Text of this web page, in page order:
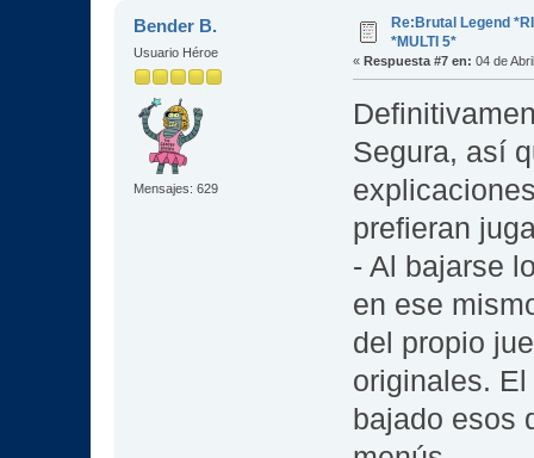
Bender B.
Usuario Héroe
Mensajes: 629
Re:Brutal Legend
*MULTI 5*
« Respuesta #7 en: 04 de
Segura, así
prefieran
- Al bajarse
en ese
del propio
originales.
bajado esos